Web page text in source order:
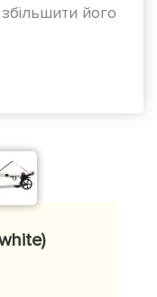
його